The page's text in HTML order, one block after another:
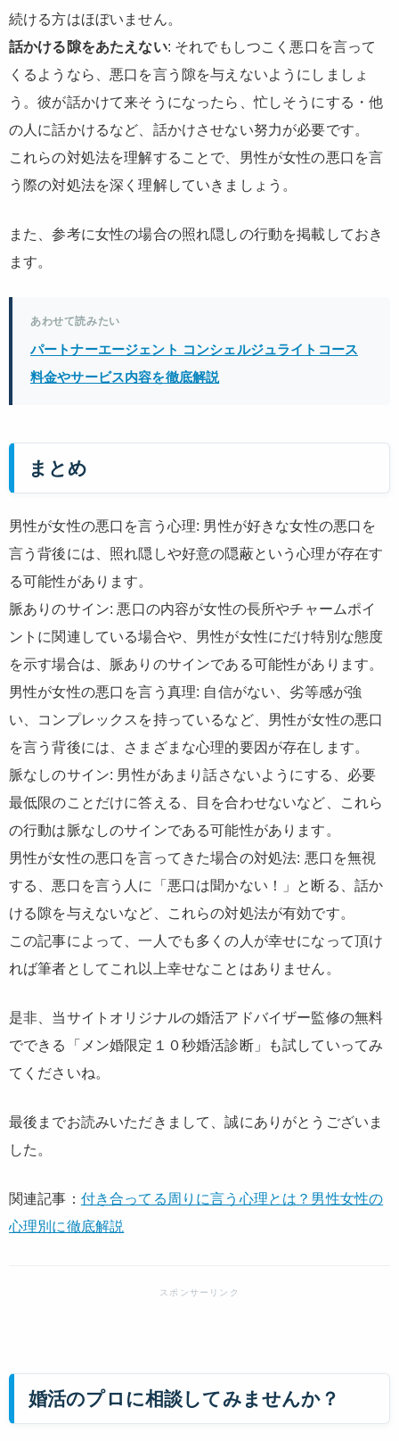
続ける方はほぼいません。
話かける隙をあたえない: それでもしつこく悪口を言って
くるようなら、悪口を言う隙を与えないようにしましょ
う。彼が話かけて来そうになったら、忙しそうにする・他
の人に話かけるなど、話かけさせない努力が必要です。
これらの対処法を理解することで、男性が女性の悪口を言
う際の対処法を深く理解していきましょう。
また、参考に女性の場合の照れ隠しの行動を掲載しておき
ます。
あわせて読みたい
パートナーエージェント コンシェルジュライトコース
料金やサービス内容を徹底解説
まとめ
男性が女性の悪口を言う心理: 男性が好きな女性の悪口を
言う背後には、照れ隠しや好意の隠蔽という心理が存在す
る可能性があります。
脈ありのサイン: 悪口の内容が女性の長所やチャームポイ
ントに関連している場合や、男性が女性にだけ特別な態度
を示す場合は、脈ありのサインである可能性があります。
男性が女性の悪口を言う真理: 自信がない、劣等感が強
い、コンプレックスを持っているなど、男性が女性の悪口
を言う背後には、さまざまな心理的要因が存在します。
脈なしのサイン: 男性があまり話さないようにする、必要
最低限のことだけに答える、目を合わせないなど、これら
の行動は脈なしのサインである可能性があります。
男性が女性の悪口を言ってきた場合の対処法: 悪口を無視
する、悪口を言う人に「悪口は聞かない！」と断る、話か
ける隙を与えないなど、これらの対処法が有効です。
この記事によって、一人でも多くの人が幸せになって頂け
れば筆者としてこれ以上幸せなことはありません。
是非、当サイトオリジナルの婚活アドバイザー監修の無料
でできる「メン婚限定１０秒婚活診断」も試していってみ
てくださいね。
最後までお読みいただきまして、誠にありがとうございま
した。
関連記事： 付き合ってる周りに言う心理とは？男性女性の
心理別に徹底解説
婚活のプロに相談してみませんか？